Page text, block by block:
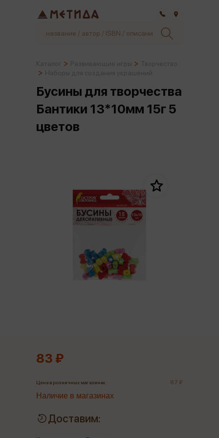
Бусины для творчества
Бантики 13*10мм 15г 5
цветов
83 ₽
Цена в розничных магазинах: 87 ₽
Наличие в магазинах
Доставим: